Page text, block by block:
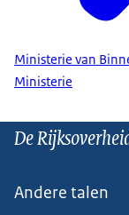
Ministerie van
Ministerie
De
Andere talen